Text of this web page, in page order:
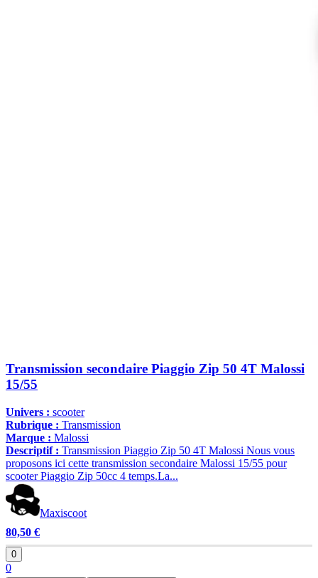
Transmission secondaire Piaggio Zip 50 4T Malossi
15/55
Univers : scooter
Rubrique : Transmission
Marque : Malossi
Descriptif : Transmission Piaggio Zip 50 4T Malossi Nous vous
proposons ici cette transmission secondaire Malossi 15/55 pour
scooter Piaggio Zip 50cc 4 temps.La...
Maxiscoot
80,50 €
0
0